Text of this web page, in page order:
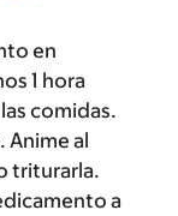
en
1 hora
comidas.
Anime al
triturarla.
a